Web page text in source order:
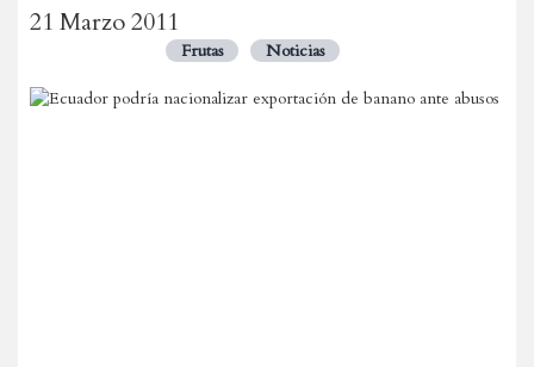
21 Marzo 2011
Frutas Noticias